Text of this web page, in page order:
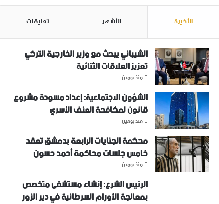
الأخيرة الأشهر تعليقات
الشيباني يبحث مع وزير الخارجية التركي
تعزيز العلاقات الثنائية
منذ يومين
الشؤون الاجتماعية: إعداد مسودة مشروع
قانون لمكافحة العنف الأسري ‏
منذ يومين
محكمة الجنايات الرابعة بدمشق تعقد
خامس جلسات محاكمة أحمد حسون
منذ يومين
الرئيس الشرع: إنشاء ‌‏مستشفى متخصص
بمعالجة الأورام السرطانية في دير الزور